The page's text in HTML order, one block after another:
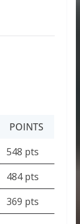
POINTS
548 pts
484 pts
369 pts